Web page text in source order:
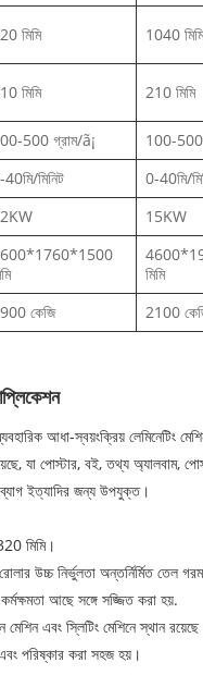
মিমি 1040
মিমি 210 মিমি
500 গ্রাম/ã¡
100-500
মিনিট
0-40মি/
15KW
মিমি
কেজি 2100
আধা-স্বয়ংক্রিয় লেমিনেটিং
যা পোস্টার, বই, তথ্য অ্যালবাম,
ইত্যাদির জন্য উপযুক্ত।
মিমি।
উচ্চ নির্ভুলতা অন্তর্নির্মিত তেল
আছে সঙ্গে সজ্জিত করা হয়.
এবং স্লিটিং মেশিনে স্থান
পরিষ্কার করা সহজ হয়।